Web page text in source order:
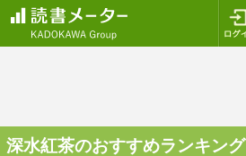
深水紅茶のおすすめランキング